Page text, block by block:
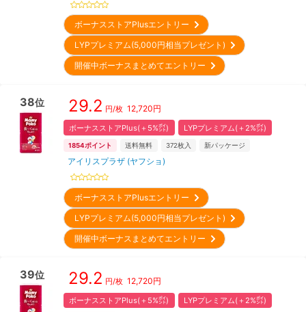
ボーナスストアPlusエントリー
LYPプレミアム(5,000円相当プレゼント)
開催中ボーナスまとめてエントリー
38位 29.2 円/枚 12,720円
ボーナスストアPlus(＋5%㌽) LYPプレミアム(＋2%㌽)
1854ポイント 送料無料 372枚入 新パッケージ
アイリスプラザ (ヤフショ)
ボーナスストアPlusエントリー
LYPプレミアム(5,000円相当プレゼント)
開催中ボーナスまとめてエントリー
39位 29.2 円/枚 12,720円
ボーナスストアPlus(＋5%㌽) LYPプレミアム(＋2%㌽)